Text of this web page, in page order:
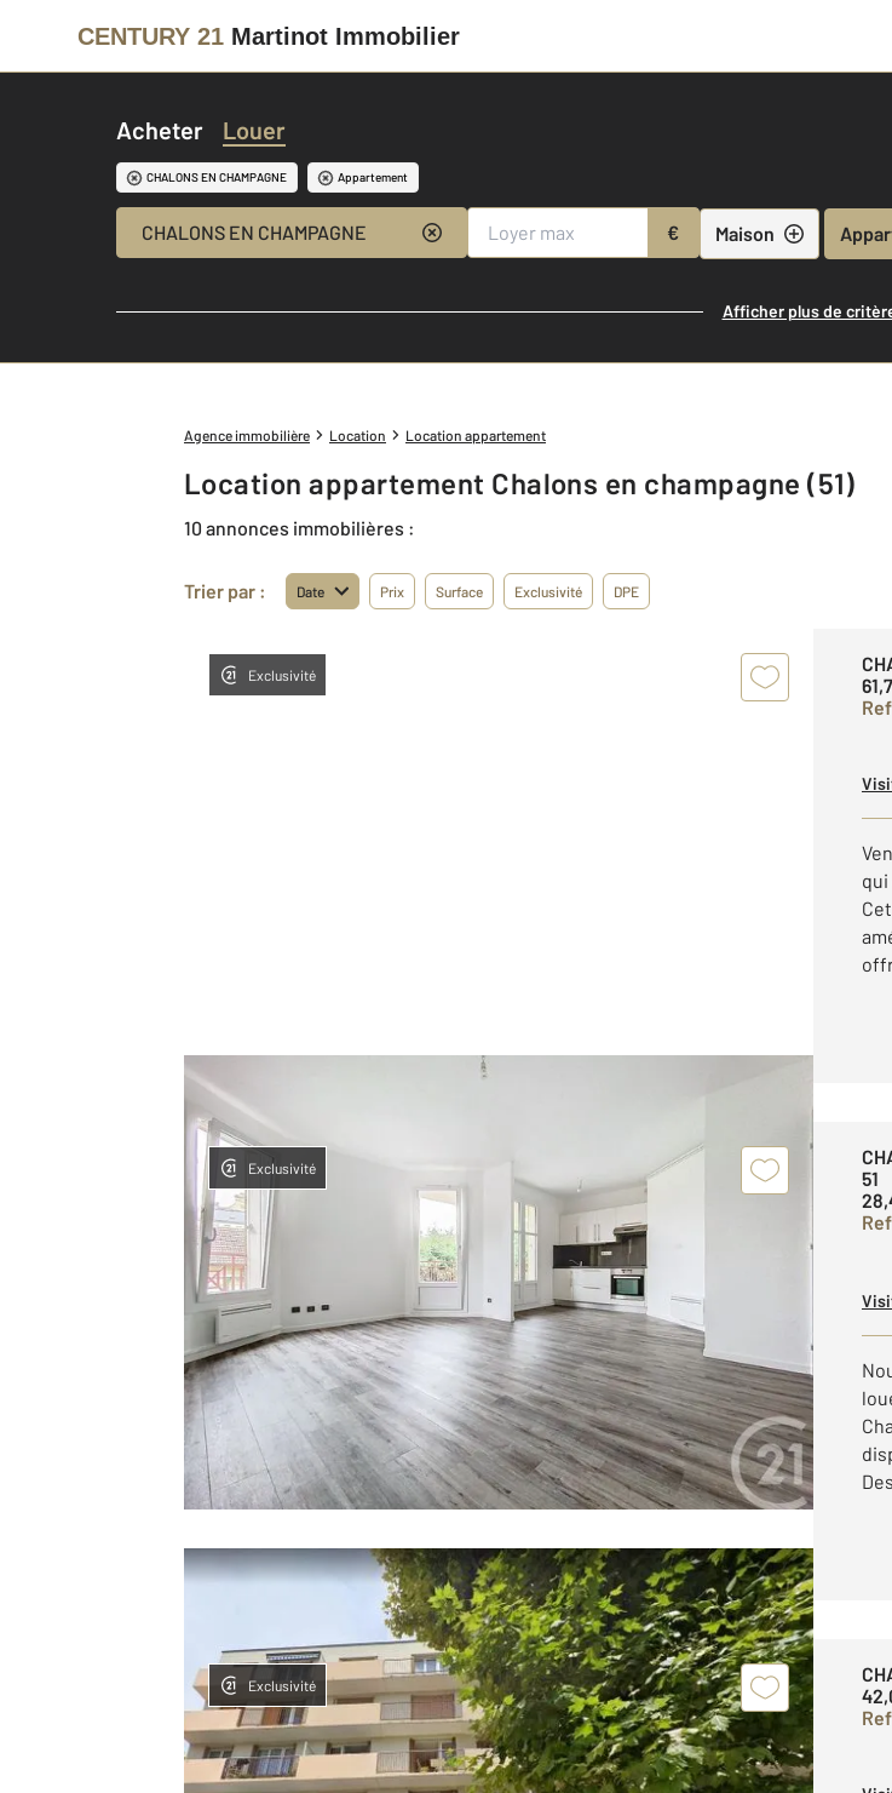
CENTURY 21 Martinot Immobilier
Acheter Louer
CHALONS EN CHAMPAGNE Appartement
CHALONS EN CHAMPAGNE € Maison
Afficher plus de
Agence immobilière Location Location appartement
Location appartement Chalons en champagne (51)
10 annonces immobilières :
Trier par : Date Prix Surface Exclusivité DPE
Exclusivité
Exclusivité
51
Exclusivité